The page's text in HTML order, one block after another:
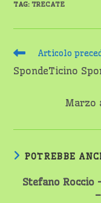
TAG: TRECATE
Leggi
articoli
Articolo
SpondeTicino
Marzo
POTREBBE
Stefano Roccio